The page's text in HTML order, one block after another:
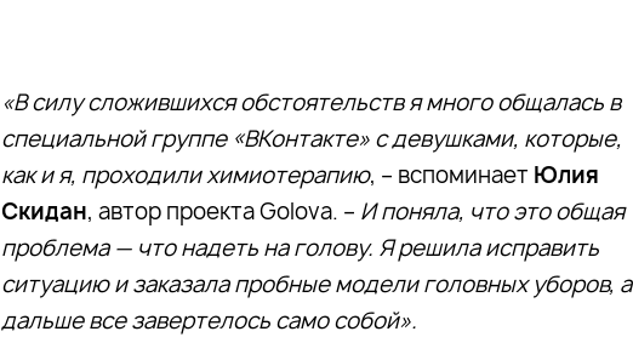
«В силу сложившихся обстоятельств я много общалась в
специальной группе «ВКонтакте» с девушками, которые,
как и я, проходили химиотерапию, – вспоминает Юлия
Скидан, автор проекта Golova. – И поняла, что это общая
проблема — что надеть на голову. Я решила исправить
ситуацию и заказала пробные модели головных уборов, а
дальше все завертелось само собой».